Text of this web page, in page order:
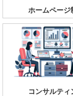
ホームページ
コンサルティ